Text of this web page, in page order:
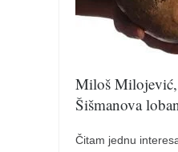
pravoslavlje
zabranjena istorija
ćirilica
Miloš
Šišmanova
Čitam jednu